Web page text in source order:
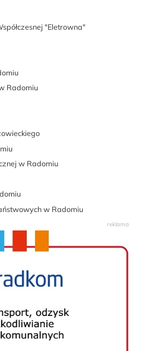
"Eletrowna"
Radomiu
w Radomiu
w Radomiu